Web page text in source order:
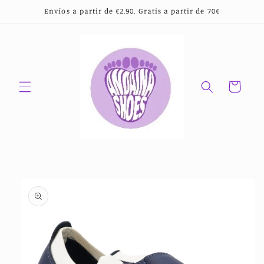
directamenteEnvíos a partir de €2.90. Gratis a partir de 70€
Carrito
información